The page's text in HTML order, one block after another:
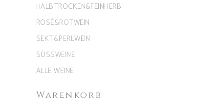
HALBTROCKEN&FEINHERB
ROSÉ&ROTWEIN
SEKT&PERLWEIN
SÜSSWEINE
ALLE WEINE
Warenkorb